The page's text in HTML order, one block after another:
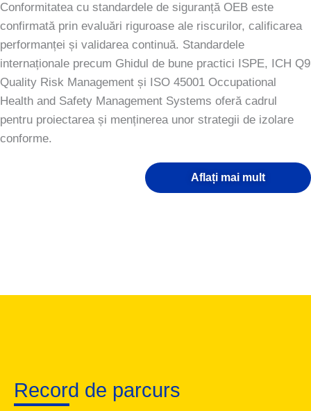
Conformitatea cu standardele de siguranță OEB este
confirmată prin evaluări riguroase ale riscurilor, calificarea
performanței și validarea continuă. Standardele
internaționale precum Ghidul de bune practici ISPE, ICH Q9
Quality Risk Management și ISO 45001 Occupational
Health and Safety Management Systems oferă cadrul
pentru proiectarea și menținerea unor strategii de izolare
conforme.
Aflați mai mult
Record de parcurs